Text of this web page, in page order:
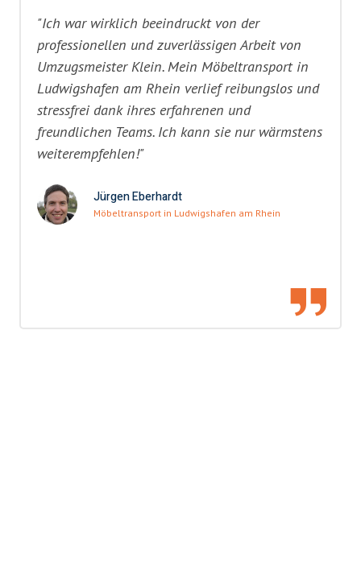
"Ich war wirklich beeindruckt von der
professionellen und zuverlässigen Arbeit von
Umzugsmeister Klein. Mein Möbeltransport in
Ludwigshafen am Rhein verlief reibungslos und
stressfrei dank ihres erfahrenen und
freundlichen Teams. Ich kann sie nur wärmstens
weiterempfehlen!"
Jürgen Eberhardt
Möbeltransport in Ludwigshafen am Rhein